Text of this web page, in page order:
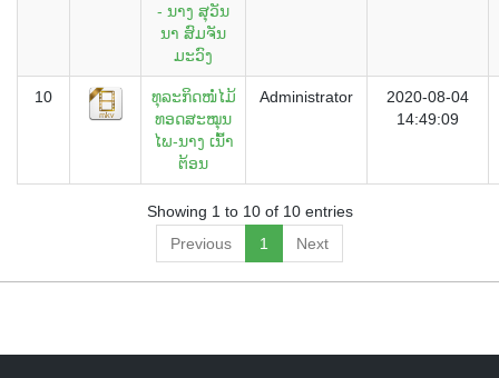
- ນາງ ສຸວັນ
ນາ ສົມຈັນ
ມະວົງ
10
ທຸລະກິດໜໍ່ໄມ້
ທອດສະໝຸນ
ໄພ-ນາງ ເນົ້າ
ຕ້ອນ
Administrator
2020-08-04
14:49:09
Showing 1 to 10 of 10 entries
Previous
1 Next